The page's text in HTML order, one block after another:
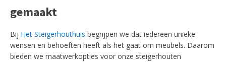
gemaakt
Bij Het Steigerhouthuis begrijpen we dat iedereen unieke
wensen en behoeften heeft als het gaat om meubels. Daarom
bieden we maatwerkopties voor onze steigerhouten